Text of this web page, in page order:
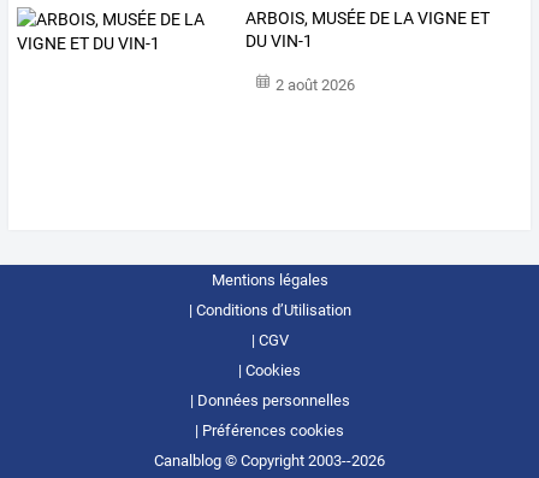
ARBOIS, MUSÉE DE LA VIGNE ET
DU VIN-1
2 août 2026
Mentions légales
Conditions d’Utilisation
CGV
Cookies
Données personnelles
Préférences cookies
Canalblog © Copyright 2003--2026